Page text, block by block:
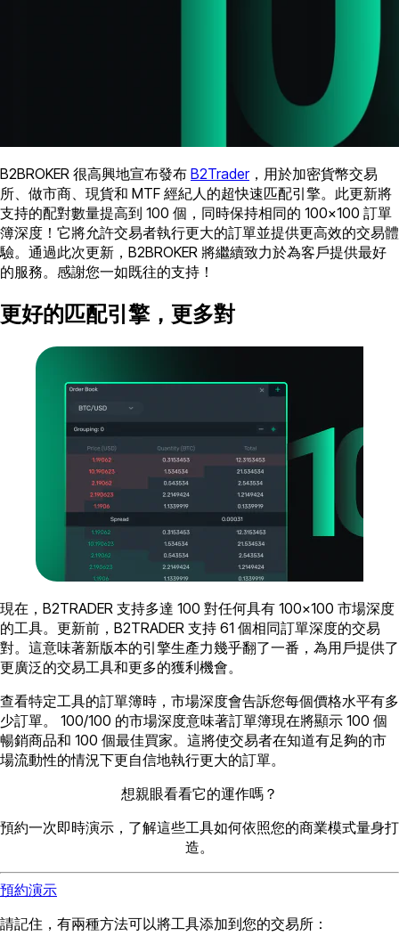
B2BROKER 很高興地宣布發布 B2Trader，用於加密貨幣交易
所、做市商、現貨和 MTF 經紀人的超快速匹配引擎。此更新將
支持的配對數量提高到 100 個，同時保持相同的 100×100 訂單
簿深度！它將允許交易者執行更大的訂單並提供更高效的交易體
驗。通過此次更新，B2BROKER 將繼續致力於為客戶提供最好
的服務。感謝您一如既往的支持！
更好的匹配引擎，更多對
現在，B2TRADER 支持多達 100 對任何具有 100×100 市場深度
的工具。更新前，B2TRADER 支持 61 個相同訂單深度的交易
對。這意味著新版本的引擎生產力幾乎翻了一番，為用戶提供了
更廣泛的交易工具和更多的獲利機會。
查看特定工具的訂單簿時，市場深度會告訴您每個價格水平有多
少訂單。 100/100 的市場深度意味著訂單簿現在將顯示 100 個
暢銷商品和 100 個最佳買家。這將使交易者在知道有足夠的市
場流動性的情況下更自信地執行更大的訂單。
想親眼看看它的運作嗎？
預約一次即時演示，了解這些工具如何依照您的商業模式量身打
造。
預約演示
請記住，有兩種方法可以將工具添加到您的交易所：